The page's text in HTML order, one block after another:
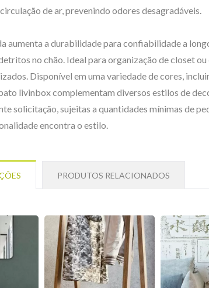
de ar, prevenindo odores desagradáveis.
aumenta a durabilidade para confiabilidade a
no chão. Ideal para organização de closet
Disponível em uma variedade de cores,
livinbox complementam diversos estilos de
solicitação, sujeitas a quantidades mínimas de
encontra o estilo.
PRODUTOS RELACIONADOS